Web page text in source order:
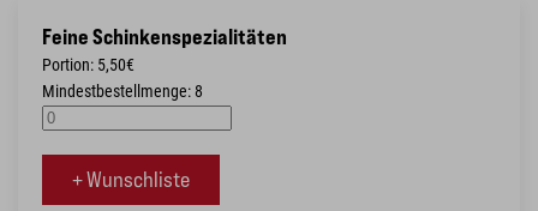
Feine Schinkenspezialitäten
Portion: 5,50€
Mindestbestellmenge: 8
+ Wunschliste